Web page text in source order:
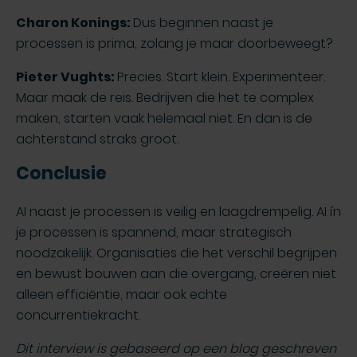
Charon Konings: Dus beginnen naast je
processen is prima, zolang je maar doorbeweegt?
Pieter Vughts: Precies. Start klein. Experimenteer.
Maar maak de reis. Bedrijven die het te complex
maken, starten vaak helemaal niet. En dan is de
achterstand straks groot.
Conclusie
AI naast je processen is veilig en laagdrempelig. AI ín
je processen is spannend, maar strategisch
noodzakelijk. Organisaties die het verschil begrijpen
en bewust bouwen aan die overgang, creëren niet
alleen efficiëntie, maar ook echte
concurrentiekracht.
Dit interview is gebaseerd op een blog geschreven